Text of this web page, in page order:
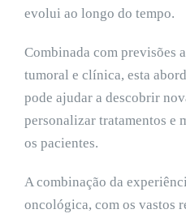
evolui ao longo do tempo.
Combinada com previsões
tumoral e clínica, esta
pode ajudar a descobrir
personalizar tratamentos e
os pacientes.
A combinação da
oncológica, com os vastos